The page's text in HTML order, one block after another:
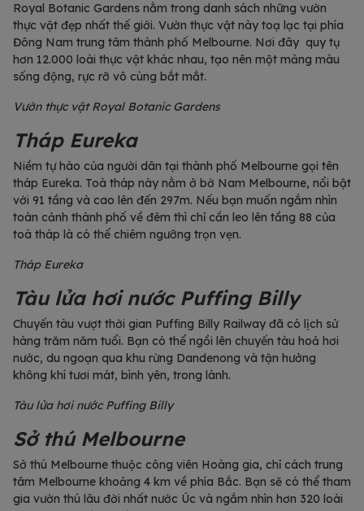
Royal Botanic Gardens nằm trong danh sách những vườn
thực vật đẹp nhất thế giới. Vườn thực vật này toạ lạc tại phía
Đông Nam trung tâm thành phố Melbourne. Nơi đây quy tụ
hơn 12.000 loài thực vật khác nhau, tạo nên một mảng màu
sống động, rực rỡ vô cùng bắt mắt.
Vườn thực vật Royal Botanic Gardens
Tháp Eureka
Niềm tự hào của người dân tại thành phố Melbourne gọi tên
tháp Eureka. Toà tháp này nằm ở bờ Nam Melbourne, nổi bật
với 91 tầng và cao lên đến 297m. Nếu bạn muốn ngắm nhìn
toàn cảnh thành phố về đêm thì chỉ cần leo lên tầng 88 của
toà tháp là có thể chiêm ngưỡng trọn vẹn.
Tháp Eureka
Tàu lửa hơi nước Puffing Billy
Chuyến tàu vượt thời gian Puffing Billy Railway đã có lịch sử
hàng trăm năm tuổi. Bạn có thể ngồi lên chuyến tàu hoả hơi
nước, du ngoạn qua khu rừng Dandenong và tận hưởng
không khí tươi mát, bình yên, trong lành.
Tàu lửa hơi nước Puffing Billy
Sở thú Melbourne
Sở thú Melbourne thuộc công viên Hoàng gia, chỉ cách trung
tâm Melbourne khoảng 4 km về phía Bắc. Bạn sẽ có thể tham
gia vườn thú lâu đời nhất nước Úc và ngắm nhìn hơn 320 loài